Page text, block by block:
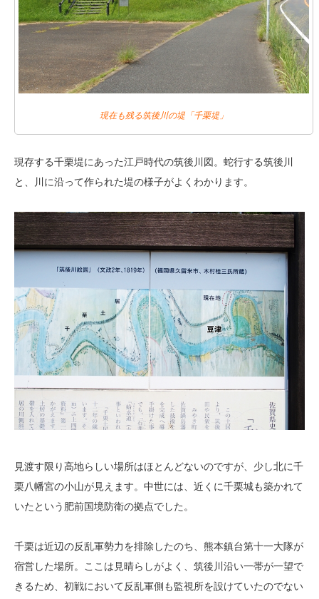
現在も残る筑後川の堤「千栗堤」
現存する千栗堤にあった江戸時代の筑後川図。蛇行する筑後川
と、川に沿って作られた堤の様子がよくわかります。
見渡す限り高地らしい場所はほとんどないのですが、少し北に千
栗八幡宮の小山が見えます。中世には、近くに千栗城も築かれて
いたという肥前国境防衛の拠点でした。
千栗は近辺の反乱軍勢力を排除したのち、熊本鎮台第十一大隊が
宿営した場所。ここは見晴らしがよく、筑後川沿い一帯が一望で
きるため、初戦において反乱軍側も監視所を設けていたのでない